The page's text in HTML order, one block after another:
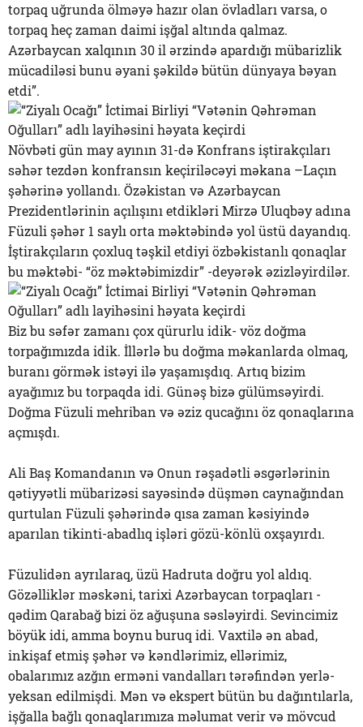
torpaq uğrunda ölməyə hazır olan övladları varsa, o
torpaq heç zaman daimi işğal altında qalmaz.
Azərbaycan xalqının 30 il ərzində apardığı mübarizlik
mücadiləsi bunu əyani şəkildə bütün dünyaya bəyan
etdi”.
Növbəti gün may ayının 31-də Konfrans iştirakçıları
səhər tezdən konfransın keçiriləcəyi məkana –Laçın
şəhərinə yollandı. Özəkistan və Azərbaycan
Prezidentlərinin açılışını etdikləri Mirzə Uluqbəy adına
Füzuli şəhər 1 saylı orta məktəbində yol üstü dayandıq.
İştirakçıların çoxluq təşkil etdiyi özbəkistanlı qonaqlar
bu məktəbi- “öz məktəbimizdir” -deyərək əzizləyirdilər.
Biz bu səfər zamanı çox qürurlu idik- vöz doğma
torpağımızda idik. İllərlə bu doğma məkanlarda olmaq,
buranı görmək istəyi ilə yaşamışdıq. Artıq bizim
ayağımız bu torpaqda idi. Günəş bizə gülümsəyirdi.
Doğma Füzuli mehriban və əziz qucağını öz qonaqlarına
açmışdı.
Ali Baş Komandanın və Onun rəşadətli əsgərlərinin
qətiyyətli mübarizəsi sayəsində düşmən caynağından
qurtulan Füzuli şəhərində qısa zaman kəsiyində
aparılan tikinti-abadlıq işləri gözü-könlü oxşayırdı.
Füzulidən ayrılaraq, üzü Hadruta doğru yol aldıq.
Gözəlliklər məskəni, tarixi Azərbaycan torpaqları -
qədim Qarabağ bizi öz ağuşuna səsləyirdi. Sevincimiz
böyük idi, amma boynu buruq idi. Vaxtilə ən abad,
inkişaf etmiş şəhər və kəndlərimiz, ellərimiz,
obalarımız azğın erməni vandalları tərəfindən yerlə-
yeksan edilmişdi. Mən və ekspert bütün bu dağıntılarla,
işğalla bağlı qonaqlarımıza məlumat verir və mövcud